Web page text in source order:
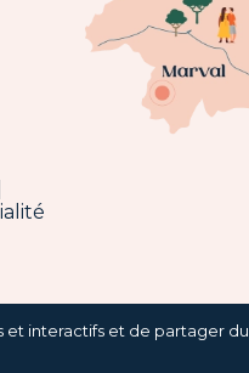
et interactifs et de partager du